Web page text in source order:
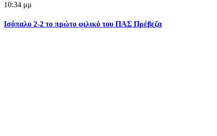
10:34 μμ
Ισόπαλο 2-2 το πρώτο φιλικό του ΠΑΣ Πρέβεζα